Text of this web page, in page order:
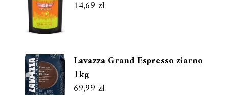
14,69 zł
Lavazza Grand Espresso ziarno
1kg
69,99 zł